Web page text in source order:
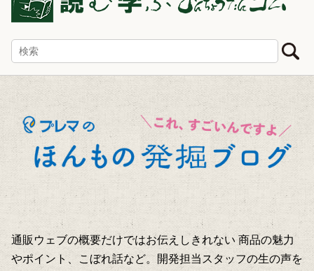
通販ウェブの概要だけではお伝えしきれない 商品の魅力
やポイント、こぼれ話など。開発担当スタッフの生の声を